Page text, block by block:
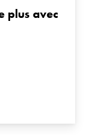
plus avec